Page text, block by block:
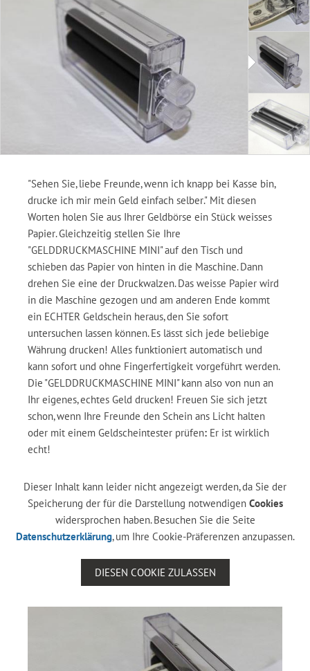
"Sehen Sie, liebe Freunde, wenn ich knapp bei Kasse bin,
drucke ich mir mein Geld einfach selber." Mit diesen
Worten holen Sie aus Ihrer Geldbörse ein Stück weisses
Papier. Gleichzeitig stellen Sie Ihre
"GELDDRUCKMASCHINE MINI" auf den Tisch und
schieben das Papier von hinten in die Maschine. Dann
drehen Sie eine der Druckwalzen. Das weisse Papier wird
in die Maschine gezogen und am anderen Ende kommt
ein ECHTER Geldschein heraus, den Sie sofort
untersuchen lassen können. Es lässt sich jede beliebige
Währung drucken! Alles funktioniert automatisch und
kann sofort und ohne Fingerfertigkeit vorgeführt werden.
Die "GELDDRUCKMASCHINE MINI" kann also von nun an
Ihr eigenes, echtes Geld drucken! Freuen Sie sich jetzt
schon, wenn Ihre Freunde den Schein ans Licht halten
oder mit einem Geldscheintester prüfen: Er ist wirklich
echt!
Dieser Inhalt kann leider nicht angezeigt werden, da Sie der
Speicherung der für die Darstellung notwendigen Cookies
widersprochen haben. Besuchen Sie die Seite
Datenschutzerklärung, um Ihre Cookie-Präferenzen anzupassen.
DIESEN COOKIE ZULASSEN